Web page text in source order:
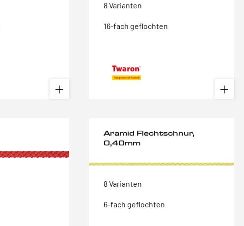
8 Varianten
16-fach geflochten
Aramid Flechtschnur,
0,40mm
8 Varianten
6-fach geflochten